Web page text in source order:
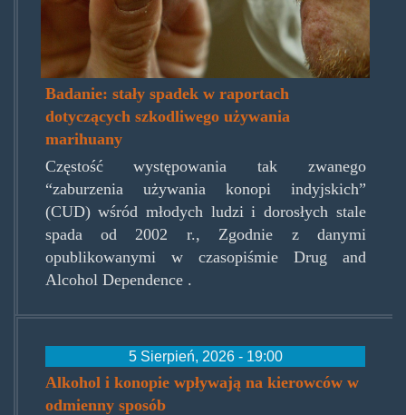
Badanie: stały spadek w raportach
dotyczących szkodliwego używania
marihuany
Częstość występowania tak zwanego
“zaburzenia używania konopi indyjskich”
(CUD) wśród młodych ludzi i dorosłych stale
spada od 2002 r., Zgodnie z danymi
opublikowanymi w czasopiśmie Drug and
Alcohol Dependence .
5 Sierpień, 2026 - 19:00
Alkohol i konopie wpływają na kierowców w
odmienny sposób